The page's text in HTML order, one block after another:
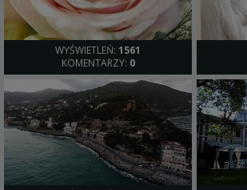
WYŚWIETLEŃ: 1561
KOMENTARZY: 0